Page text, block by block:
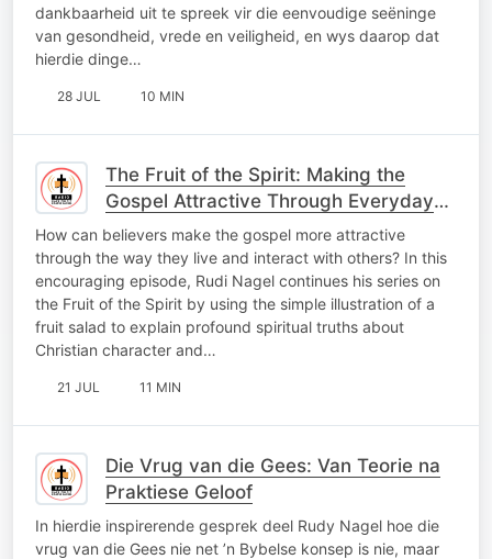
dankbaarheid uit te spreek vir die eenvoudige seëninge
van gesondheid, vrede en veiligheid, en wys daarop dat
hierdie dinge…
28 JUL 10 MIN
The Fruit of the Spirit: Making the
Gospel Attractive Through Everyday
Faith
How can believers make the gospel more attractive
through the way they live and interact with others? In this
encouraging episode, Rudi Nagel continues his series on
the Fruit of the Spirit by using the simple illustration of a
fruit salad to explain profound spiritual truths about
Christian character and…
21 JUL 11 MIN
Die Vrug van die Gees: Van Teorie na
Praktiese Geloof
In hierdie inspirerende gesprek deel Rudy Nagel hoe die
vrug van die Gees nie net ’n Bybelse konsep is nie, maar